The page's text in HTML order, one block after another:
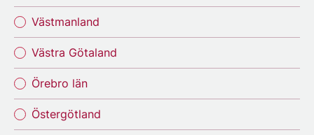
Västmanland
Västra Götaland
Örebro län
Östergötland